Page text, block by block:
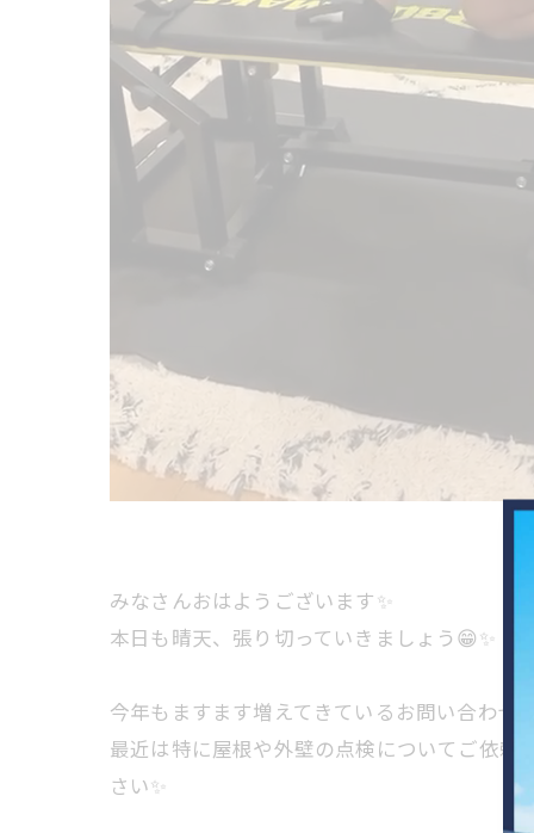
みなさんおはようございます✨
本日も晴天、張り切っていきましょう😁✨
今年もますます増えてきているお問い合わせ
最近は特に屋根や外壁の点検についてご依
さい✨